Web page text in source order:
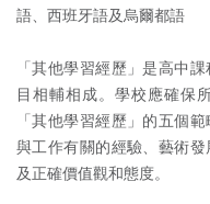
語、西班牙語及烏爾都語
「其他學習經歷」是高中
目相輔相成。學校應確保
「其他學習經歷」的五個
與工作有關的經驗、藝術
及正確價值觀和態度。